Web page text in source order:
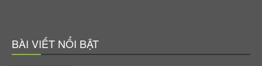
BÀI VIẾT NỔI BẬT